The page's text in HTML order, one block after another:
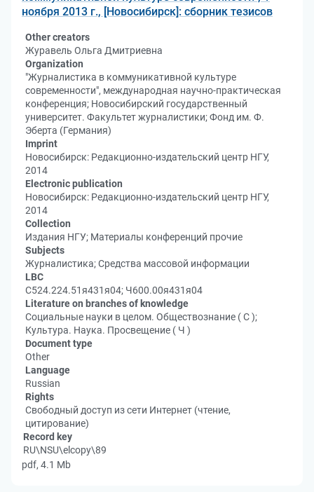
ноября 2013 г., [Новосибирск]: сборник тезисов
Other creators
Журавель Ольга Дмитриевна
Organization
"Журналистика в коммуникативной культуре
современности", международная научно-практическая
конференция; Новосибирский государственный
университет. Факультет журналистики; Фонд им. Ф.
Эберта (Германия)
Imprint
Новосибирск: Редакционно-издательский центр НГУ,
2014
Electronic publication
Новосибирск: Редакционно-издательский центр НГУ,
2014
Collection
Издания НГУ; Материалы конференций прочие
Subjects
Журналистика; Средства массовой информации
LBC
С524.224.51я431я04; Ч600.00я431я04
Literature on branches of knowledge
Социальные науки в целом. Обществознание ( С );
Культура. Наука. Просвещение ( Ч )
Document type
Other
Language
Russian
Rights
Свободный доступ из сети Интернет (чтение,
цитирование)
Record key
RU\NSU\elcopy\89
pdf, 4.1 Mb